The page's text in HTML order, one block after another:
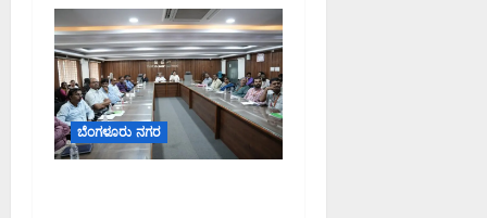
ಬೆಂಗಳೂರು ನಗರ